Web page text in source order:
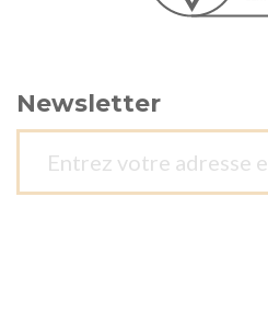
Newsletter